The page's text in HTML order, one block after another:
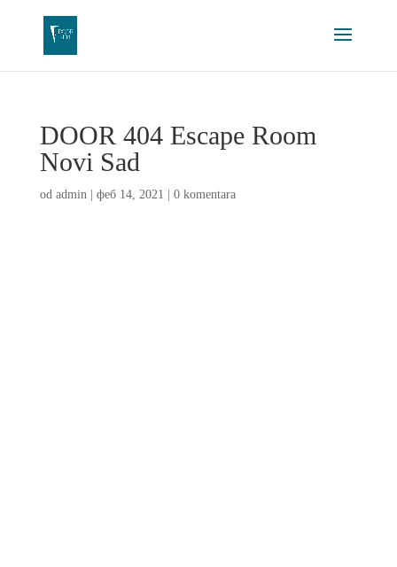
DOOR 404 Escape Room
Novi Sad
od admin| феб 14, 2021 0 komentara